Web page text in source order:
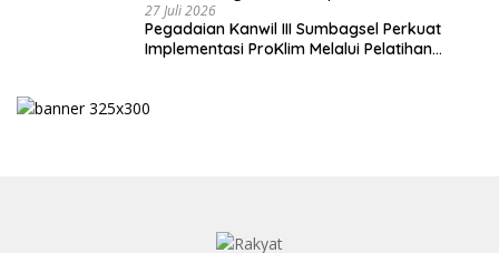
27 Juli 2026
Pegadaian Kanwil III Sumbagsel Perkuat
Implementasi ProKlim Melalui Pelatihan